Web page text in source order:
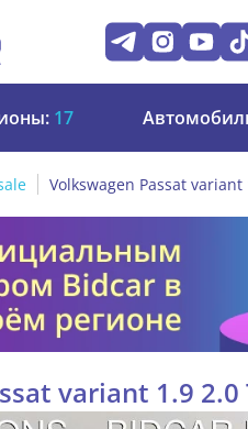
17
Volkswagen Passat variant
variant 1.9 2.0